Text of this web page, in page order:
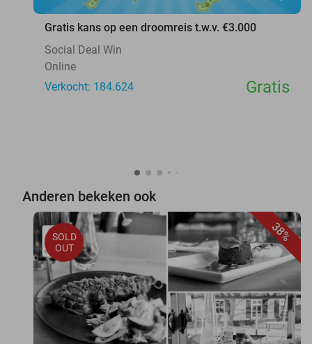
Gratis kans op een droomreis t.w.v. €3.000
Social Deal Win
Online
Verkocht: 184.624
Gratis
Anderen bekeken ook
38%
SOLD
OUT